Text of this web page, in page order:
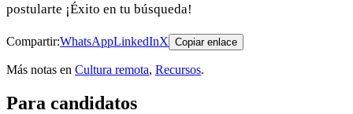
postularte ¡Éxito en tu búsqueda!
Compartir:WhatsAppLinkedInX Copiar enlace
Más notas en Cultura remota, Recursos.
Para candidatos